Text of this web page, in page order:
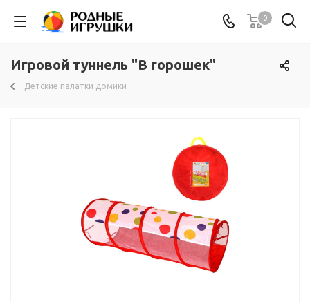
0
Игровой туннель "В горошек"
Детские палатки домики